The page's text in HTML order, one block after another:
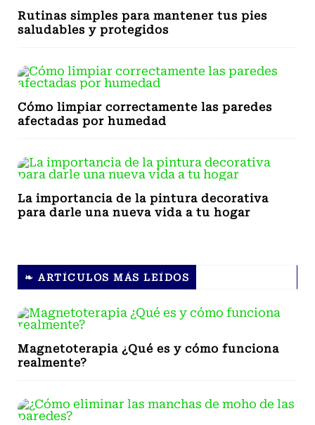
Rutinas simples para mantener tus pies
saludables y protegidos
Cómo limpiar correctamente las paredes
afectadas por humedad
La importancia de la pintura decorativa
para darle una nueva vida a tu hogar
❧ ARTÍCULOS MÁS LEÍDOS
Magnetoterapia ¿Qué es y cómo funciona
realmente?